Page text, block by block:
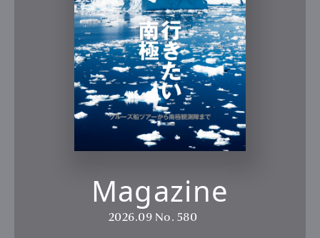
Magazine
2026.09 No. 580